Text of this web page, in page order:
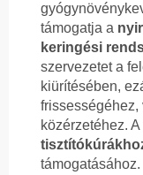
támogatja a
keringési
szervezetet a
kiürítésében,
közérzetéhez.
támogatásához.